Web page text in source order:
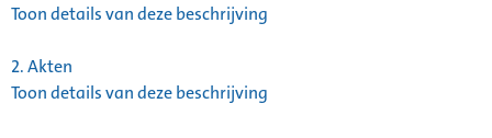
Toon details van deze beschrijving
2.Akten
Toon details van deze beschrijving